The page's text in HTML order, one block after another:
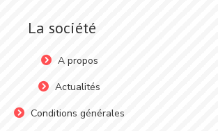
La société
A propos
Actualités
Conditions générales